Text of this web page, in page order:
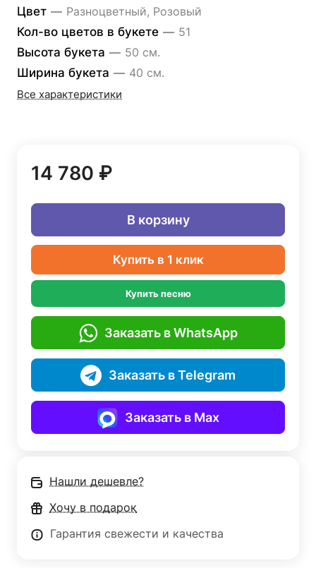
Цвет — Разноцветный, Розовый
Кол-во цветов в букете — 51
Высота букета — 50 см.
Ширина букета — 40 см.
Все характеристики
14 780 ₽
В корзину
Купить в 1 клик
Купить песню
Заказать в WhatsApp
Заказать в Telegram
Заказать в Max
Нашли дешевле?
Хочу в подарок
Гарантия свежести и качества